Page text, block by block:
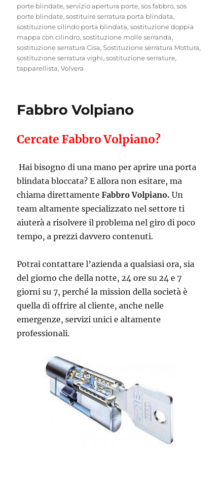
porte blindate,servizio apertura porte,sos fabbro,sos
porte blindate,sostituire serratura porta blindata,
sostituzione cilindo porta blindata,sostituzione doppia
mappa con cilindro,sostituzione molle serranda,
sostituzione serratura Cisa,Sostituzione serratura Mottura,
sostituzione serratura vighi,sostituzione serrature,
tapparellista,Volvera
Fabbro Volpiano
Cercate Fabbro Volpiano?
Hai bisogno di una mano per aprire una porta
blindata bloccata? E allora non esitare, ma
chiama direttamenteFabbro Volpiano.Un
team altamente specializzato nel settore ti
aiuterà a risolvere il problema nel giro di poco
tempo, a prezzi davvero contenuti.
Potrai contattare l’azienda a qualsiasi ora, sia
del giorno che della notte, 24 ore su 24 e 7
giorni su 7, perché la mission della società è
quella di offrire al cliente, anche nelle
emergenze, servizi unici e altamente
professionali.